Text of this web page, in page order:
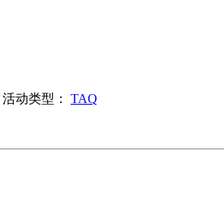
活动类型： TAQ